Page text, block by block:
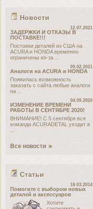
Новости
12.07.2021
ЗАДЕРЖКИ И ОТКАЗЫ В
ПОСТАВКЕ!!!
Поставки деталей из США на
ACURA и HONDA временно
ограничены из-за ...
09.02.2021
Аналоги на ACURA и HONDA
Появилась возможность
заказать с сайта любые аналоги
на ...
04.09.2020
ИЗМЕНЕНИЕ ВРЕМЕНИ
РАБОТЫ В СЕНТЯБРЕ 2020!
ВНИМАНИЕ! С 5 сентября вся
команда ACURADETAL уходит в
Все новости
Статьи
18.03.2014
Помогите с выбором новых
деталей и аксессуаров
Хотите